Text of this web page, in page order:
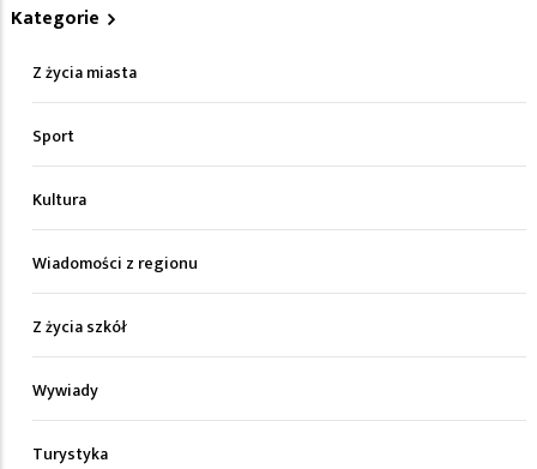
Kategorie
Z życia miasta
Sport
Kultura
Wiadomości z regionu
Z życia szkół
Wywiady
Turystyka